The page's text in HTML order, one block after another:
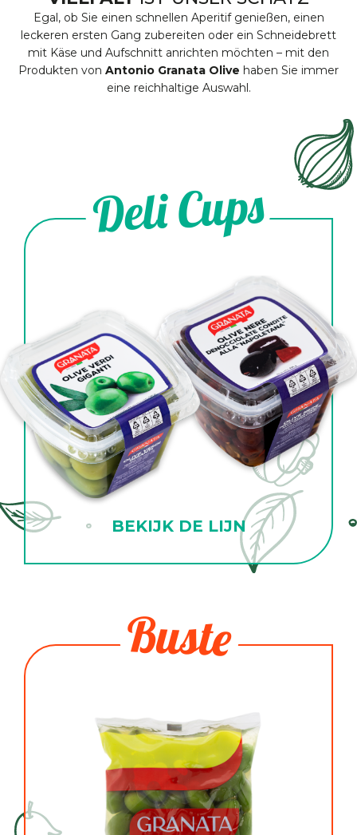
Egal, ob Sie einen schnellen Aperitif genießen, einen
leckeren ersten Gang zubereiten oder ein Schneidebrett
mit Käse und Aufschnitt anrichten möchten – mit den
Produkten von Antonio Granata Olive haben Sie immer
eine reichhaltige Auswahl.
Deli Cups
BEKIJK DE LIJN
Buste